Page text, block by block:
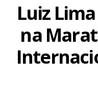
Luiz
na